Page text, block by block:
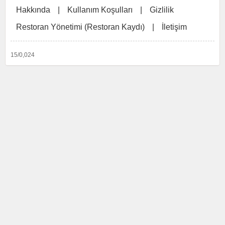
Hakkında Kullanım Koşulları
Gizlilik
Restoran Yönetimi (Restoran Kaydı)
İletişim
15/0,024